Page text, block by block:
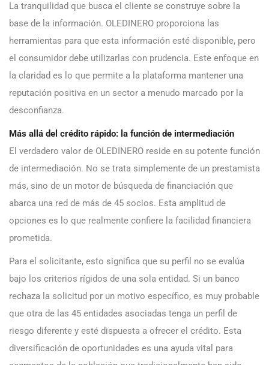
La tranquilidad que busca el cliente se construye sobre la
base de la información. OLEDINERO proporciona las
herramientas para que esta información esté disponible, pero
el consumidor debe utilizarlas con prudencia. Este enfoque en
la claridad es lo que permite a la plataforma mantener una
reputación positiva en un sector a menudo marcado por la
desconfianza.
Más allá del crédito rápido: la función de intermediación
El verdadero valor de OLEDINERO reside en su potente función
de intermediación. No se trata simplemente de un prestamista
más, sino de un motor de búsqueda de financiación que
abarca una red de más de 45 socios. Esta amplitud de
opciones es lo que realmente confiere la facilidad financiera
prometida.
Para el solicitante, esto significa que su perfil no se evalúa
bajo los criterios rígidos de una sola entidad. Si un banco
rechaza la solicitud por un motivo específico, es muy probable
que otra de las 45 entidades asociadas tenga un perfil de
riesgo diferente y esté dispuesta a ofrecer el crédito. Esta
diversificación de oportunidades es una ayuda vital para